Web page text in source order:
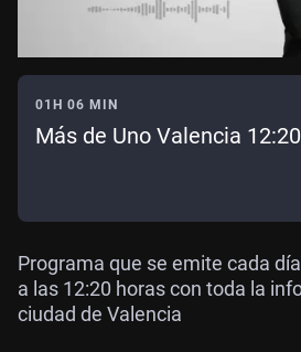
01H 06 MIN
Más de Uno Valencia
Programa que se emite cada
a las 12:20 horas con toda la
ciudad de Valencia